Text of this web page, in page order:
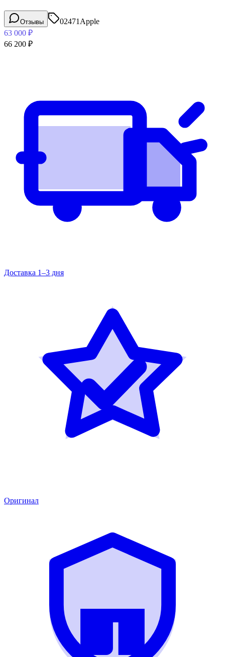
Отзывы 02471 Apple
63 000 ₽
66 200 ₽
Доставка 1–3 дня
Оригинал